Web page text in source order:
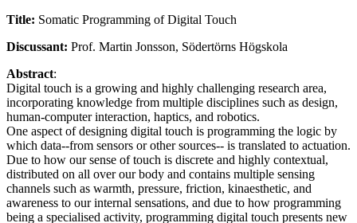
Title: Somatic Programming of Digital Touch
Discussant: Prof. Martin Jonsson, Södertörns Högskola
Abstract:
Digital touch is a growing and highly challenging research area,
incorporating knowledge from multiple disciplines such as design,
human-computer interaction, haptics, and robotics.
One aspect of designing digital touch is programming the logic by
which data--from sensors or other sources-- is translated to actuation.
Due to how our sense of touch is discrete and highly contextual,
distributed on all over our body and contains multiple sensing
channels such as warmth, pressure, friction, kinaesthetic, and
awareness to our internal sensations, and due to how programming
being a specialised activity, programming digital touch presents new